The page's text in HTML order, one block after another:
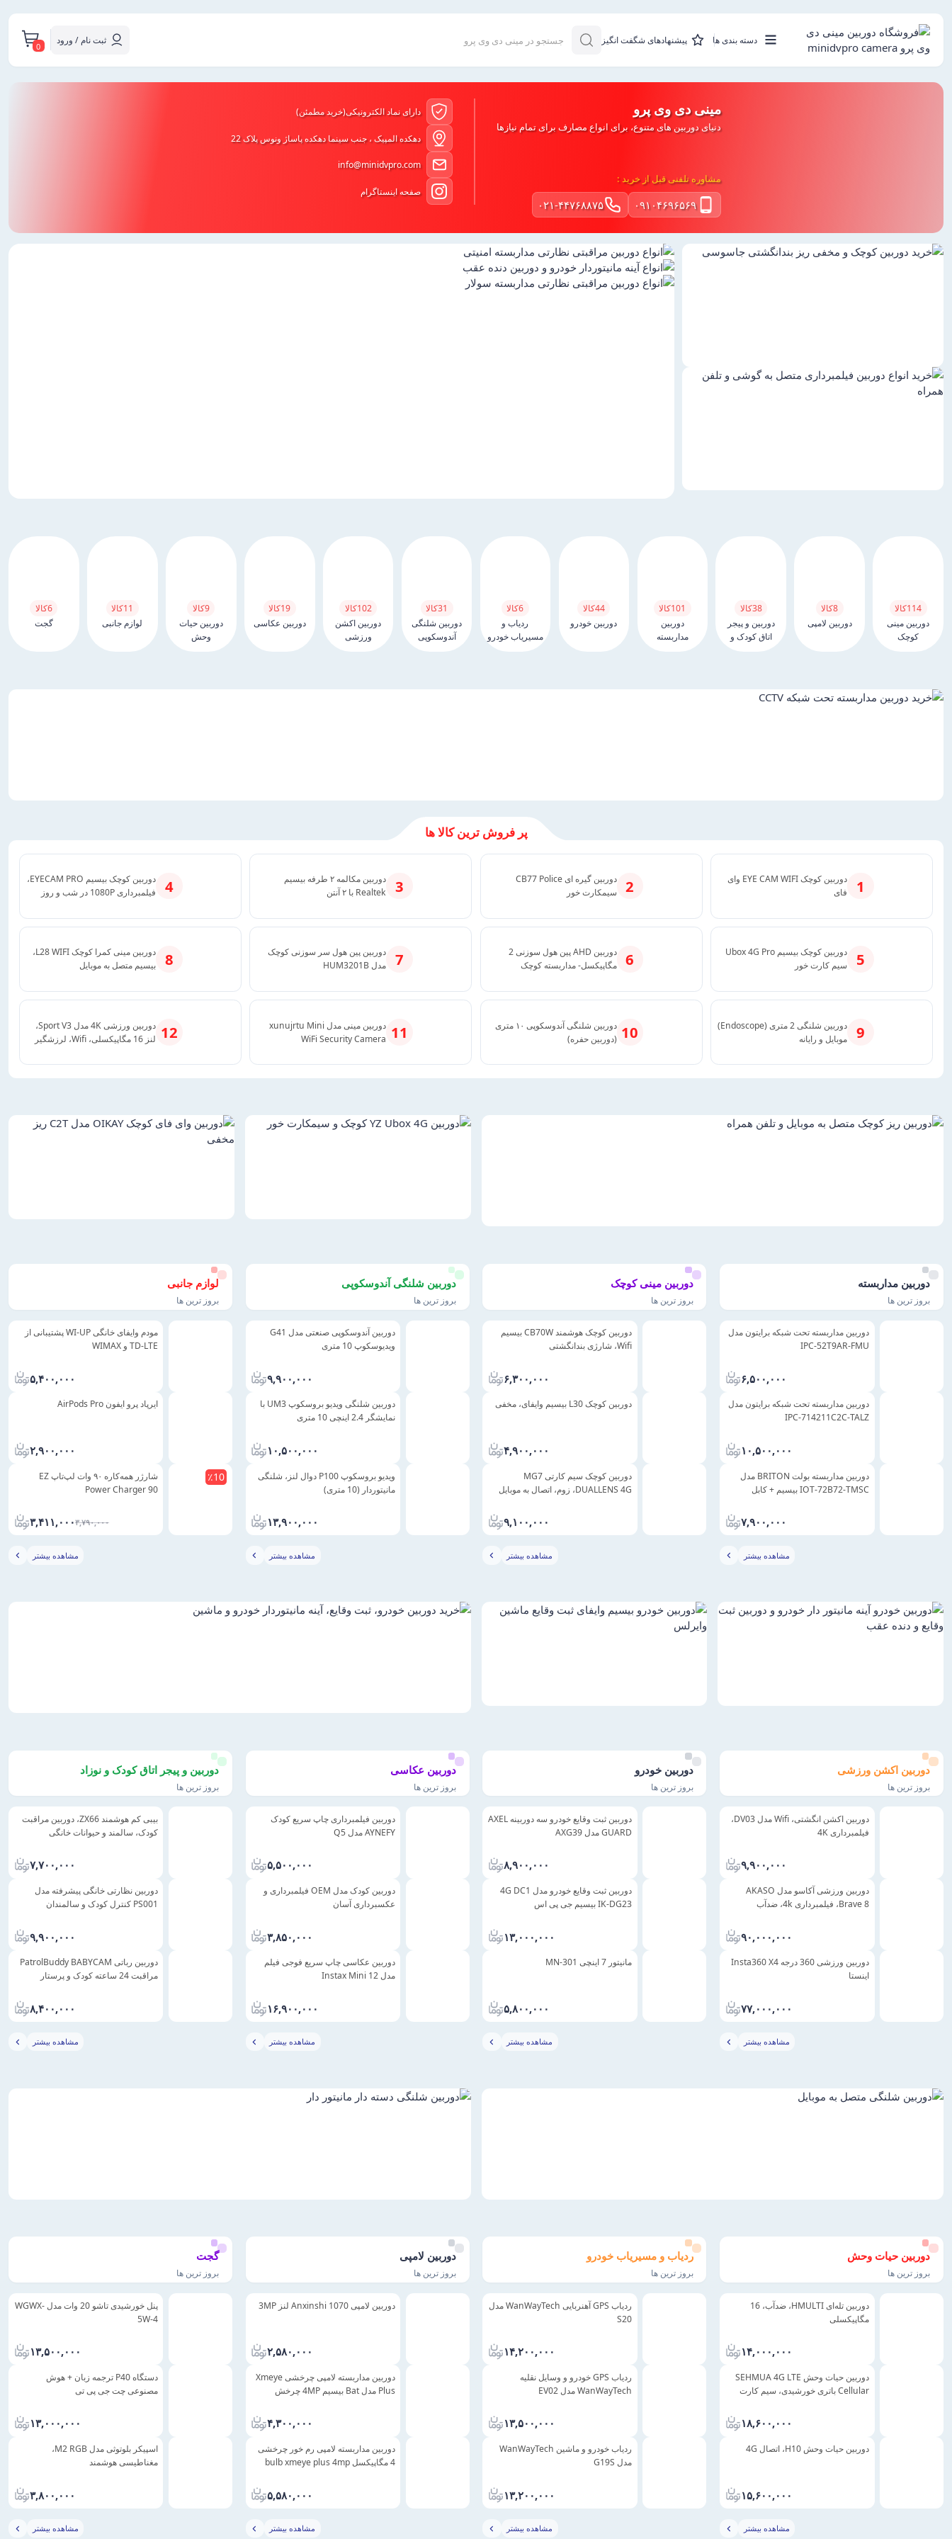
دسته بندی ها پیشنهادهای شگفت انگیز جستجو در مینی دی وی پرو ثبت نام / ورود
0
مینی دی وی پرو
دنیای دوربین های متنوع، برای انواع مصارف برای تمام نیازها
مشاوره تلفنی قبل از خرید :
۰۹۱۰۴۶۹۶۵۶۹ ۰۲۱-۴۴۷۶۸۸۷۵
دارای نماد الکترونیکی(خرید مطمئن)
دهکده المپیک ، جنب سینما دهکده پاساژ ونوس پلاک 22
info@minidvpro.com
صفحه اینستاگرام
114کالا
دوربین مینی
کوچک
8کالا
دوربین لامپی
38کالا
دوربین و پیجر
اتاق کودک و
101کالا
دوربین
مداربسته
44کالا
دوربین خودرو
6کالا
ردیاب و
مسیریاب خودرو
31کالا
دوربین شلنگی
آندوسکوپی
102کالا
دوربین اکشن
ورزشی
19کالا
دوربین عکاسی
9کالا
دوربین حیات
وحش
11کالا
لوازم جانبی
6کالا
گجت
پر فروش ترین کالا ها
1
دوربین کوچک EYE CAM WIFI وای
فای
2
دوربین گیره ای CB77 Police
سیمکارت خور
3
دوربین مکالمه ۲ طرفه بیسیم
Realtek با ۲ آنتن
4
دوربین کوچک بیسیم EYECAM PRO،
فیلمبرداری 1080P در شب و روز
5
دوربین کوچک بیسیم Ubox 4G Pro
سیم کارت خور
6
دوربین AHD پین هول سوزنی 2
مگاپیکسل- مداربسته کوچک
7
دوربین پین هول سر سوزنی کوچک
مدل HUM3201B
8
دوربین مینی کمرا کوچک L28 WIFI،
بیسیم متصل به موبایل
9
دوربین شلنگی 2 متری (Endoscope)
موبایل و رایانه
10
دوربین شلنگی آندوسکوپی ۱۰ متری
(دوربین حفره)
11
دوربین مینی مدل xunujrtu Mini
WiFi Security Camera
12
دوربین ورزشی 4K مدل Sport V3،
لنز 16 مگاپیکسلی، Wifi، لرزشگیر
دوربین مداربسته
بروز ترین ها
دوربین مداربسته تحت شبکه برایتون مدل
IPC-52T9AR-FMU
۶,۵۰۰,۰۰۰
دوربین مداربسته تحت شبکه برایتون مدل
IPC-714211C2C-TALZ
۱۰,۵۰۰,۰۰۰
دوربین مداربسته بولت BRITON مدل
IOT-72B72-TMSC بیسیم + کابل
۷,۹۰۰,۰۰۰
مشاهده بیشتر
دوربین مینی کوچک
بروز ترین ها
دوربین کوچک هوشمند CB70W بیسیم
Wifi، شارژی بندانگشتی
۶,۳۰۰,۰۰۰
دوربین کوچک L30 بیسیم وایفای، مخفی
۴,۹۰۰,۰۰۰
دوربین کوچک سیم کارتی MG7
DUALLENS 4G، زوم، اتصال به موبایل
۹,۱۰۰,۰۰۰
مشاهده بیشتر
دوربین شلنگی آندوسکوپی
بروز ترین ها
دوربین آندوسکوپی صنعتی مدل G41
ویدیوسکوپ 10 متری
۹,۹۰۰,۰۰۰
دوربین شلنگی ویدیو بروسکوپ UM3 با
نمایشگر 2.4 اینچی 10 متری
۱۰,۵۰۰,۰۰۰
ویدیو بروسکوپ P100 دوال لنز، شلنگی
مانیتوردار (10 متری)
۱۳,۹۰۰,۰۰۰
مشاهده بیشتر
لوازم جانبی
بروز ترین ها
مودم وایفای خانگی WI-UP پشتیبانی از
TD-LTE و WIMAX
۵,۴۰۰,۰۰۰
ایرپاد پرو ایفون AirPods Pro
۲,۹۰۰,۰۰۰
10٪
شارژر همه‌کاره ۹۰ وات لپ‌تاپ EZ
Power Charger 90
۳,۷۹۰,۰۰۰۳,۴۱۱,۰۰۰
مشاهده بیشتر
دوربین اکشن ورزشی
بروز ترین ها
دوربین اکشن انگشتی، Wifi مدل DV03،
فیلمبرداری 4K
۹,۹۰۰,۰۰۰
دوربین ورزشی آکاسو مدل AKASO
Brave 8، فیلمبرداری 4k، ضدآب
۹۰,۰۰۰,۰۰۰
دوربین ورزشی 360 درجه Insta360 X4
اینستا
۷۷,۰۰۰,۰۰۰
مشاهده بیشتر
دوربین خودرو
بروز ترین ها
دوربین ثبت وقایع خودرو سه‌ دوربینه AXEL
GUARD مدل AXG39
۸,۹۰۰,۰۰۰
دوربین ثبت وقایع خودرو مدل 4G DC1
IK-DG23 بیسیم جی پی اس
۱۳,۰۰۰,۰۰۰
مانیتور 7 اینچی MN-301
۵,۸۰۰,۰۰۰
مشاهده بیشتر
دوربین عکاسی
بروز ترین ها
دوربین فیلمبرداری چاپ سریع کودک
AYNEFY مدل Q5
۵,۵۰۰,۰۰۰
دوربین کودک مدل OEM فیلمبرداری و
عکسبرداری آسان
۳,۸۵۰,۰۰۰
دوربین عکاسی چاپ سریع فوجی فیلم
مدل Instax Mini 12
۱۶,۹۰۰,۰۰۰
مشاهده بیشتر
دوربین و پیجر اتاق کودک و نوزاد
بروز ترین ها
بیبی کم هوشمند ZX66، دوربین مراقبت
کودک، سالمند و حیوانات خانگی
۷,۷۰۰,۰۰۰
دوربین نظارتی خانگی پیشرفته مدل
PS001 کنترل کودک و سالمندان
۹,۹۰۰,۰۰۰
دوربین رباتی PatrolBuddy BABYCAM
مراقبت 24 ساعته کودک و پرستار
۸,۴۰۰,۰۰۰
مشاهده بیشتر
دوربین حیات وحش
بروز ترین ها
دوربین تله‌ای HMULTI، ضدآب، 16
مگاپیکسلی
۱۴,۰۰۰,۰۰۰
دوربین حیات وحش SEHMUA 4G LTE
Cellular باتری خورشیدی، سیم کارت
۱۸,۶۰۰,۰۰۰
دوربین حیات وحش H10، اتصال 4G
۱۵,۶۰۰,۰۰۰
مشاهده بیشتر
ردیاب و مسیریاب خودرو
بروز ترین ها
ردیاب GPS آهنربایی WanWayTech مدل
S20
۱۴,۲۰۰,۰۰۰
ردیاب GPS خودرو و وسایل نقلیه
WanWayTech مدل EV02
۱۳,۵۰۰,۰۰۰
ردیاب خودرو و ماشین WanWayTech
مدل G19S
۱۳,۲۰۰,۰۰۰
مشاهده بیشتر
دوربین لامپی
بروز ترین ها
دوربین لامپی Anxinshi 1070 لنز 3MP
۲,۵۸۰,۰۰۰
دوربین مداربسته لامپی چرخشی Xmeye
Plus مدل Bat بیسیم 4MP چرخش
۴,۳۰۰,۰۰۰
دوربین مداربسته لامپی رم خور چرخشی
4 مگاپیکسل bulb xmeye plus 4mp
۵,۵۸۰,۰۰۰
مشاهده بیشتر
گجت
بروز ترین ها
پنل خورشیدی تاشو 20 وات مدل WGWX-
5W-4
۱۳,۵۰۰,۰۰۰
دستگاه P40 ترجمه زبان + هوش
مصنوعی چت جی پی تی
۱۳,۰۰۰,۰۰۰
اسپیکر بلوتوثی مدل M2 RGB،
مغناطیسی هوشمند
۳,۸۰۰,۰۰۰
مشاهده بیشتر